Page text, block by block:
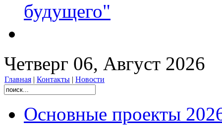
будущего"
Четверг 06, Август 2026
Главная | Контакты | Новости
Основные проекты